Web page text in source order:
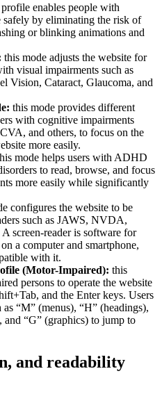
enables people with
safely by eliminating the risk of
or blinking animations and
this mode adjusts the website for
visual impairments such as
Vision, Cataract, Glaucoma, and
this mode provides different
with cognitive impairments
and others, to focus on the
more easily.
mode helps users with ADHD
to read, browse, and focus
more easily while significantly
configures the website to be
such as JAWS, NVDA,
screen-reader is software for
a computer and smartphone,
with it.
(Motor-Impaired): this
persons to operate the website
and the Enter keys. Users
as “M” (menus), “H” (headings),
and “G” (graphics) to jump to
and readability